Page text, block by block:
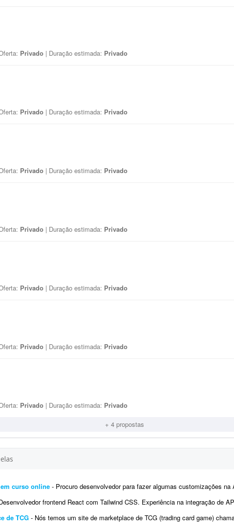
Privado | Duração estimada: Privado
Privado | Duração estimada: Privado
Privado | Duração estimada: Privado
Privado | Duração estimada: Privado
Privado | Duração estimada: Privado
Privado | Duração estimada: Privado
Privado | Duração estimada: Privado
+ 4 propostas
curso online - Procuro desenvolvedor para fazer algumas customizações na API do Fluxer (fluxer.app) para uso em um
frontend React com Tailwind CSS. Experiência na integração de APIs REST e autenticação por
de TCG - Nós temos um site de marketplace de TCG (trading card game) chamado Capital Collectibles e gostaria de um programador